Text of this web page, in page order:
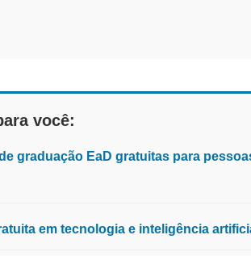
você:
graduação EaD gratuitas para
em tecnologia e inteligência